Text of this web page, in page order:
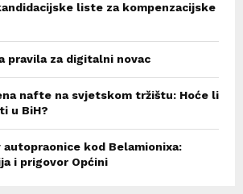
liste za kompenzacijske
pravila za digitalni novac
nafte na svjetskom tržištu: Hoće li
u BiH?
kod Belamionixa:
i prigovor Općini